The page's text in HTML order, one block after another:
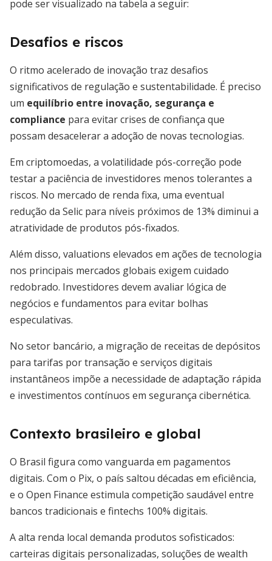
pode ser visualizado na tabela a seguir:
Desafios e riscos
O ritmo acelerado de inovação traz desafios
significativos de regulação e sustentabilidade. É preciso
um equilíbrio entre inovação, segurança e
compliance para evitar crises de confiança que
possam desacelerar a adoção de novas tecnologias.
Em criptomoedas, a volatilidade pós-correção pode
testar a paciência de investidores menos tolerantes a
riscos. No mercado de renda fixa, uma eventual
redução da Selic para níveis próximos de 13% diminui a
atratividade de produtos pós-fixados.
Além disso, valuations elevados em ações de tecnologia
nos principais mercados globais exigem cuidado
redobrado. Investidores devem avaliar lógica de
negócios e fundamentos para evitar bolhas
especulativas.
No setor bancário, a migração de receitas de depósitos
para tarifas por transação e serviços digitais
instantâneos impõe a necessidade de adaptação rápida
e investimentos contínuos em segurança cibernética.
Contexto brasileiro e global
O Brasil figura como vanguarda em pagamentos
digitais. Com o Pix, o país saltou décadas em eficiência,
e o Open Finance estimula competição saudável entre
bancos tradicionais e fintechs 100% digitais.
A alta renda local demanda produtos sofisticados:
carteiras digitais personalizadas, soluções de wealth